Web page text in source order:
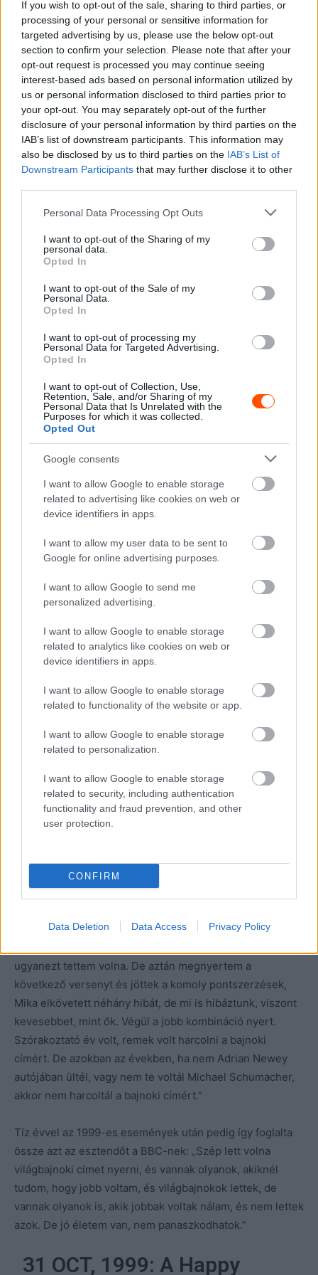
If you wish to opt-out of the sale, sharing to third parties, or
processing of your personal or sensitive information for
targeted advertising by us, please use the below opt-out
section to confirm your selection. Please note that after your
opt-out request is processed you may continue seeing
interest-based ads based on personal information utilized by
us or personal information disclosed to third parties prior to
your opt-out. You may separately opt-out of the further
disclosure of your personal information by third parties on the
IAB’s list of downstream participants. This information may
also be disclosed by us to third parties on the IAB’s List of
Downstream Participants that may further disclose it to other
Please note that this website/app uses one or more Google
not limited to your visit or usage behaviour. You may click to
grant or deny consent to Google and its third-party tags to
use your data for below specified purposes in below Google
consent section.
Personal Data Processing Opt Outs
I want to opt-out of the Sharing of my
personal data.
Opted In
I want to opt-out of the Sale of my
Personal Data.
Opted In
I want to opt-out of processing my
Personal Data for Targeted Advertising.
Opted In
I want to opt-out of Collection, Use,
Retention, Sale, and/or Sharing of my
Personal Data that Is Unrelated with the
Purposes for which it was collected.
Opted Out
Google consents
I want to allow Google to enable storage
related to advertising like cookies on web or
device identifiers in apps.
I want to allow my user data to be sent to
Google for online advertising purposes.
I want to allow Google to send me
personalized advertising.
I want to allow Google to enable storage
related to analytics like cookies on web or
device identifiers in apps.
I want to allow Google to enable storage
related to functionality of the website or app.
I want to allow Google to enable storage
related to personalization.
I want to allow Google to enable storage
related to security, including authentication
functionality and fraud prevention, and other
user protection.
CONFIRM
Data Deletion Data Access Privacy Policy
defekt, Ausztráliában pedig műszaki probléma
következtében, Irvine az említett módon
Németországban és Malajziában is csak azért nyert, mert
a csapattársa elengedte. És akkor ott volt még például a
Hungaroringen elkövetett vezető hiba, ami miatt
elveszítette a második helyet Coultharddal szemben.
Persze a Ferrari is követett el hibákat, elég csak a
nürburgringi kerékcserekáoszra gondolni, amikor Irvine
közel fél percet állt a bokszban, mert a szerelők nem
hogy még Szuzukában is volt esélye.
12 September 1999 🗓
Hakkinen spins! 😮 Frentzen
and Jordan win at Monza 🏆
#OTD🇮🇹#F1
— Formula 1 (@F1)
September 12, 2016
Häkkinen hibája az 1999-es Olasz Nagydíjon
Persze nem tudhatjuk, mi lett volna, ha a Ferrari a szezon
végéig fejleszt, és Schumacher balesete után nem kezd
el a 2000-es autóra koncentrálni, de Irvine erről a
döntésről elmondta, hogy ő ugyanígy tett volna.
„Nem támogattak teljes mértékben, méghozzá a
helyzetből kifolyólag. Az volt a helyzet, hogy Michael volt
a legjobb esélyük bajnoki címet nyerni, de a törött lába
miatt kiszállt a versenyből. Tudtuk, hogy a mi autónk
közel sem olyan gyors, mint a McLaren, és azt is tudtuk,
hogy csakis Michael tudja áthidalni ezt a különbséget,
úgyhogy leállították az 1999-es autó fejlesztését, és
hónappal azelőtt, mint normál esetben tették volna, a
többit pedig már tudjuk, a 2000-es kocsi csodálatos volt,
hatalmas előrelépést jelentett, és megverte a McLarent
„Volt értelme ezt tenniük, mert azt gondolták, hogy nincs
esélyünk nyerni 1999-ben, és hogy őszinte legyek,
Tudtuk, hogy az autó nem elég jó, én pedig nem voltam
ugyanezt tettem volna. De aztán megnyertem a
következő versenyt és jöttek a komoly pontszerzések,
Mika elkövetett néhány hibát, de mi is hibáztunk, viszont
kevesebbet, mint ők. Végül a jobb kombináció nyert.
Szórakoztató év volt, remek volt harcolni a bajnoki
címért. De azokban az években, ha nem Adrian Newey
autójában ültél, vagy nem te voltál Michael Schumacher,
akkor nem harcoltál a bajnoki címért.”
Tíz évvel az 1999-es események után pedig így foglalta
össze azt az esztendőt a BBC-nek: „Szép lett volna
világbajnoki címet nyerni, és vannak olyanok, akiknél
tudom, hogy jobb voltam, és világbajnokok lettek, de
vannak olyanok is, akik jobbak voltak nálam, és nem lettek
azok. De jó életem van, nem panaszkodhatok.”
31 OCT, 1999: A Happy